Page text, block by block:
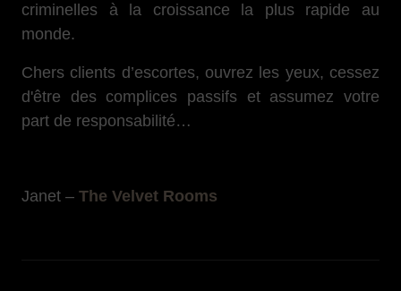
criminelles à la croissance la plus rapide au
monde.
Chers clients d’escortes, ouvrez les yeux, cessez
d'être des complices passifs et assumez votre
part de responsabilité…
Janet – The Velvet Rooms